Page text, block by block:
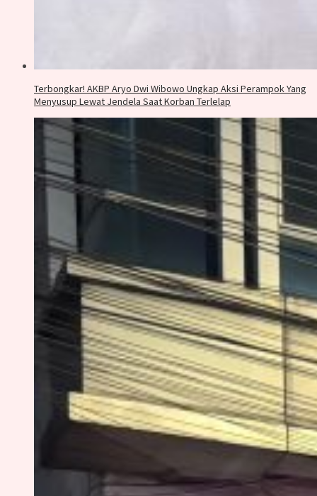
Terbongkar! AKBP Aryo Dwi Wibowo Ungkap Aksi Perampok Yang
Menyusup Lewat Jendela Saat Korban Terlelap